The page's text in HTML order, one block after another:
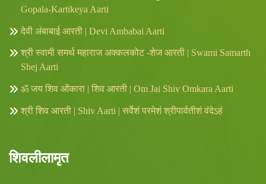
Gopala-Kartikeya Aarti
देवी अंबाबाई आरती | Devi Ambabai Aarti
श्री स्वामी समर्थ महाराज अक्कलकोट -शेज आरती | Swami Samarth
Shej Aarti
ॐ जय शिव ओंकारा | शिव आरती | Om Jai Shiv Omkara Aarti
श्री शिव आरती | Shiv Aarti | सर्वेशं परमेशं श्रीपार्वतीशं वंदेऽहं
शिवलीलामृत